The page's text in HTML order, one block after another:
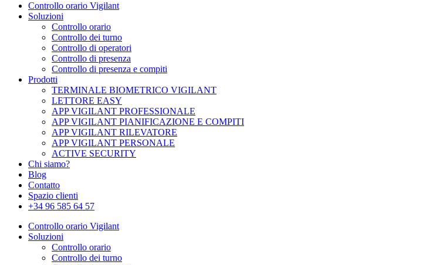
Controllo orario Vigilant
Soluzioni
Controllo orario
Controllo dei turno
Controllo di operatori
Controllo di presenza
Controllo di presenza e compiti
Prodotti
TERMINALE BIOMETRICO VIGILANT
LETTORE EASY
APP VIGILANT PROFESSIONALE
APP VIGILANT PIANIFICAZIONE E COMPITI
APP VIGILANT RILEVATORE
APP VIGILANT PERSONALE
ACTIVE SECURITY
Chi siamo?
Blog
Contatto
Spazio clienti
+34 96 585 64 57
Controllo orario Vigilant
Soluzioni
Controllo orario
Controllo dei turno